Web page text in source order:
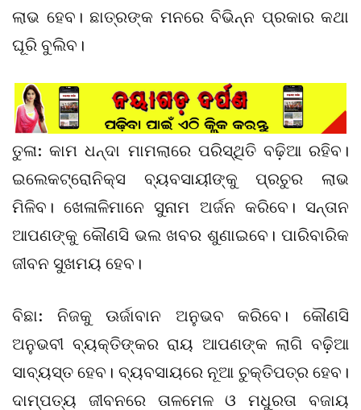
ଲାଭ ହେବ। ଛାତ୍ରଙ୍କ ମନରେ ବିଭିନ୍ନ ପ୍ରକାର କଥା
ଘୂରି ବୁଲିବ।
ତୁଳା: କାମ ଧନ୍ଦା ମାମଲାରେ ପରିସ୍ଥିତି ବଢ଼ିଆ ରହିବ।
ଇଲେକଟ୍ରୋନିକ୍ସ ବ୍ୟବସାୟୀଙ୍କୁ ପ୍ରଚୁର ଲାଭ
ମିଳିବ। ଖେଳାଳିମାନେ ସୁନାମ ଅର୍ଜନ କରିବେ। ସନ୍ତାନ
ଆପଣଙ୍କୁ କୌଣସି ଭଲ ଖବର ଶୁଣାଇବେ। ପାରିବାରିକ
ଜୀବନ ସୁଖମୟ ହେବ।
ବିଛା: ନିଜକୁ ଊର୍ଜାବାନ ଅନୁଭବ କରିବେ। କୌଣସି
ଅନୁଭବୀ ବ୍ୟକ୍ତିଙ୍କର ରାୟ ଆପଣଙ୍କ ଲାଗି ବଢ଼ିଆ
ସାବ୍ୟସ୍ତ ହେବ। ବ୍ୟବସାୟରେ ନୂଆ ଚୁକ୍ତିପତ୍ର ହେବ।
ଦାମ୍ପତ୍ୟ ଜୀବନରେ ତାଳମେଳ ଓ ମଧୁରତା ବଜାୟ